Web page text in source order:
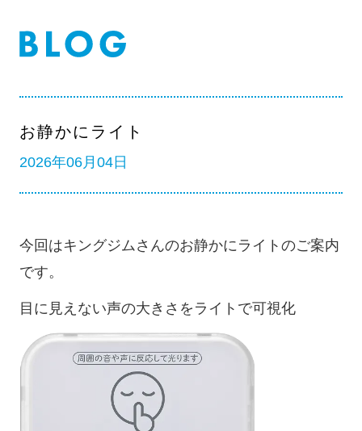
お静かにライト
2026年06月04日
今回はキングジムさんのお静かにライトのご案内
です。
目に見えない声の大きさをライトで可視化